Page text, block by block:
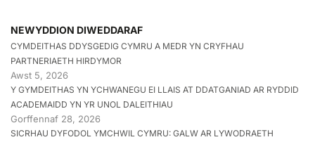
NEWYDDION DIWEDDARAF
CYMDEITHAS DDYSGEDIG CYMRU A MEDR YN CRYFHAU
PARTNERIAETH HIRDYMOR
Awst 5, 2026
Y GYMDEITHAS YN YCHWANEGU EI LLAIS AT DDATGANIAD AR RYDDID
ACADEMAIDD YN YR UNOL DALEITHIAU
Gorffennaf 28, 2026
SICRHAU DYFODOL YMCHWIL CYMRU: GALW AR LYWODRAETH